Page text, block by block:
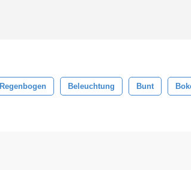
Regenbogen Beleuchtung Bunt